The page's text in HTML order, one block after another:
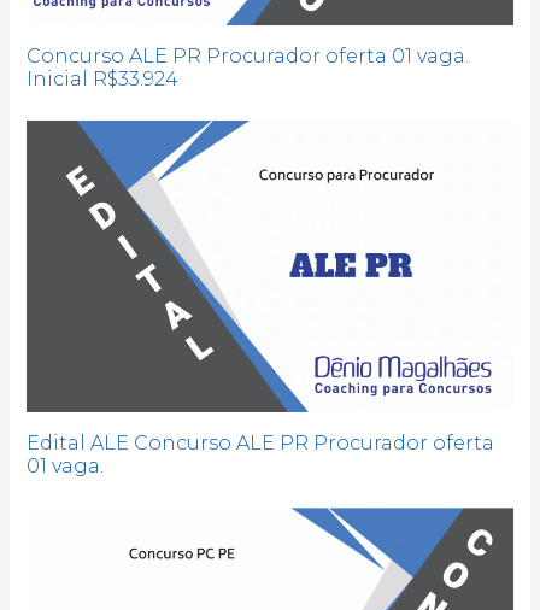
Concurso ALE PR Procurador oferta 01 vaga.
Inicial R$33.924
Edital ALE Concurso ALE PR Procurador oferta
01 vaga.